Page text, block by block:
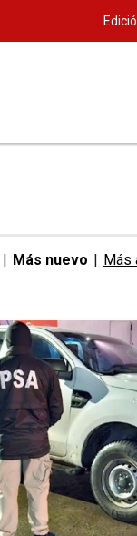
| Más nuevo | Más